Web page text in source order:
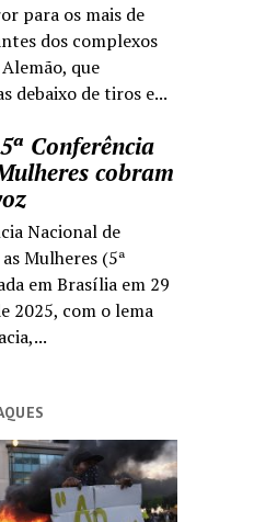
para os mais de
dos complexos
que
debaixo de tiros e...
Conferência
cobram
Nacional de
Mulheres (5ª
em Brasília em 29
2025, com o lema